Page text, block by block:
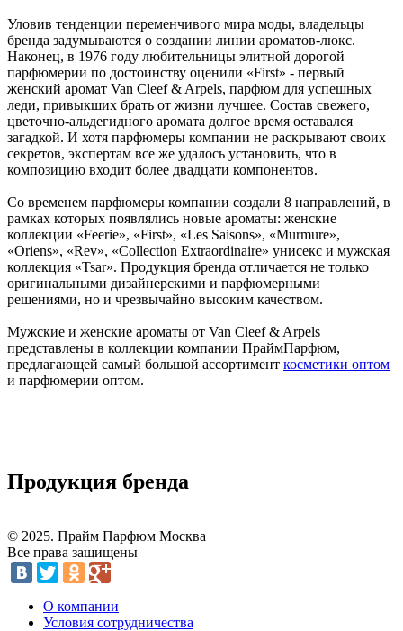
Уловив тенденции переменчивого мира моды, владельцы
бренда задумываются о создании линии ароматов-люкс.
Наконец, в 1976 году любительницы элитной дорогой
парфюмерии по достоинству оценили «First» - первый
женский аромат Van Cleef & Arpels, парфюм для успешных
леди, привыкших брать от жизни лучшее. Состав свежего,
цветочно-альдегидного аромата долгое время оставался
загадкой. И хотя парфюмеры компании не раскрывают своих
секретов, экспертам все же удалось установить, что в
композицию входит более двадцати компонентов.
Со временем парфюмеры компании создали 8 направлений, в
рамках которых появлялись новые ароматы: женские
коллекции «Feerie», «First», «Les Saisons», «Murmure»,
«Oriens», «Rev», «Collection Extraordinaire» унисекс и мужская
коллекция «Tsar». Продукция бренда отличается не только
оригинальными дизайнерскими и парфюмерными
решениями, но и чрезвычайно высоким качеством.
Мужские и женские ароматы от Van Cleef & Arpels
представлены в коллекции компании ПраймПарфюм,
предлагающей самый большой ассортимент косметики оптом
и парфюмерии оптом.
Продукция бренда
© 2025. Прайм Парфюм Москва
Все права защищены
О компании
Условия сотрудничества